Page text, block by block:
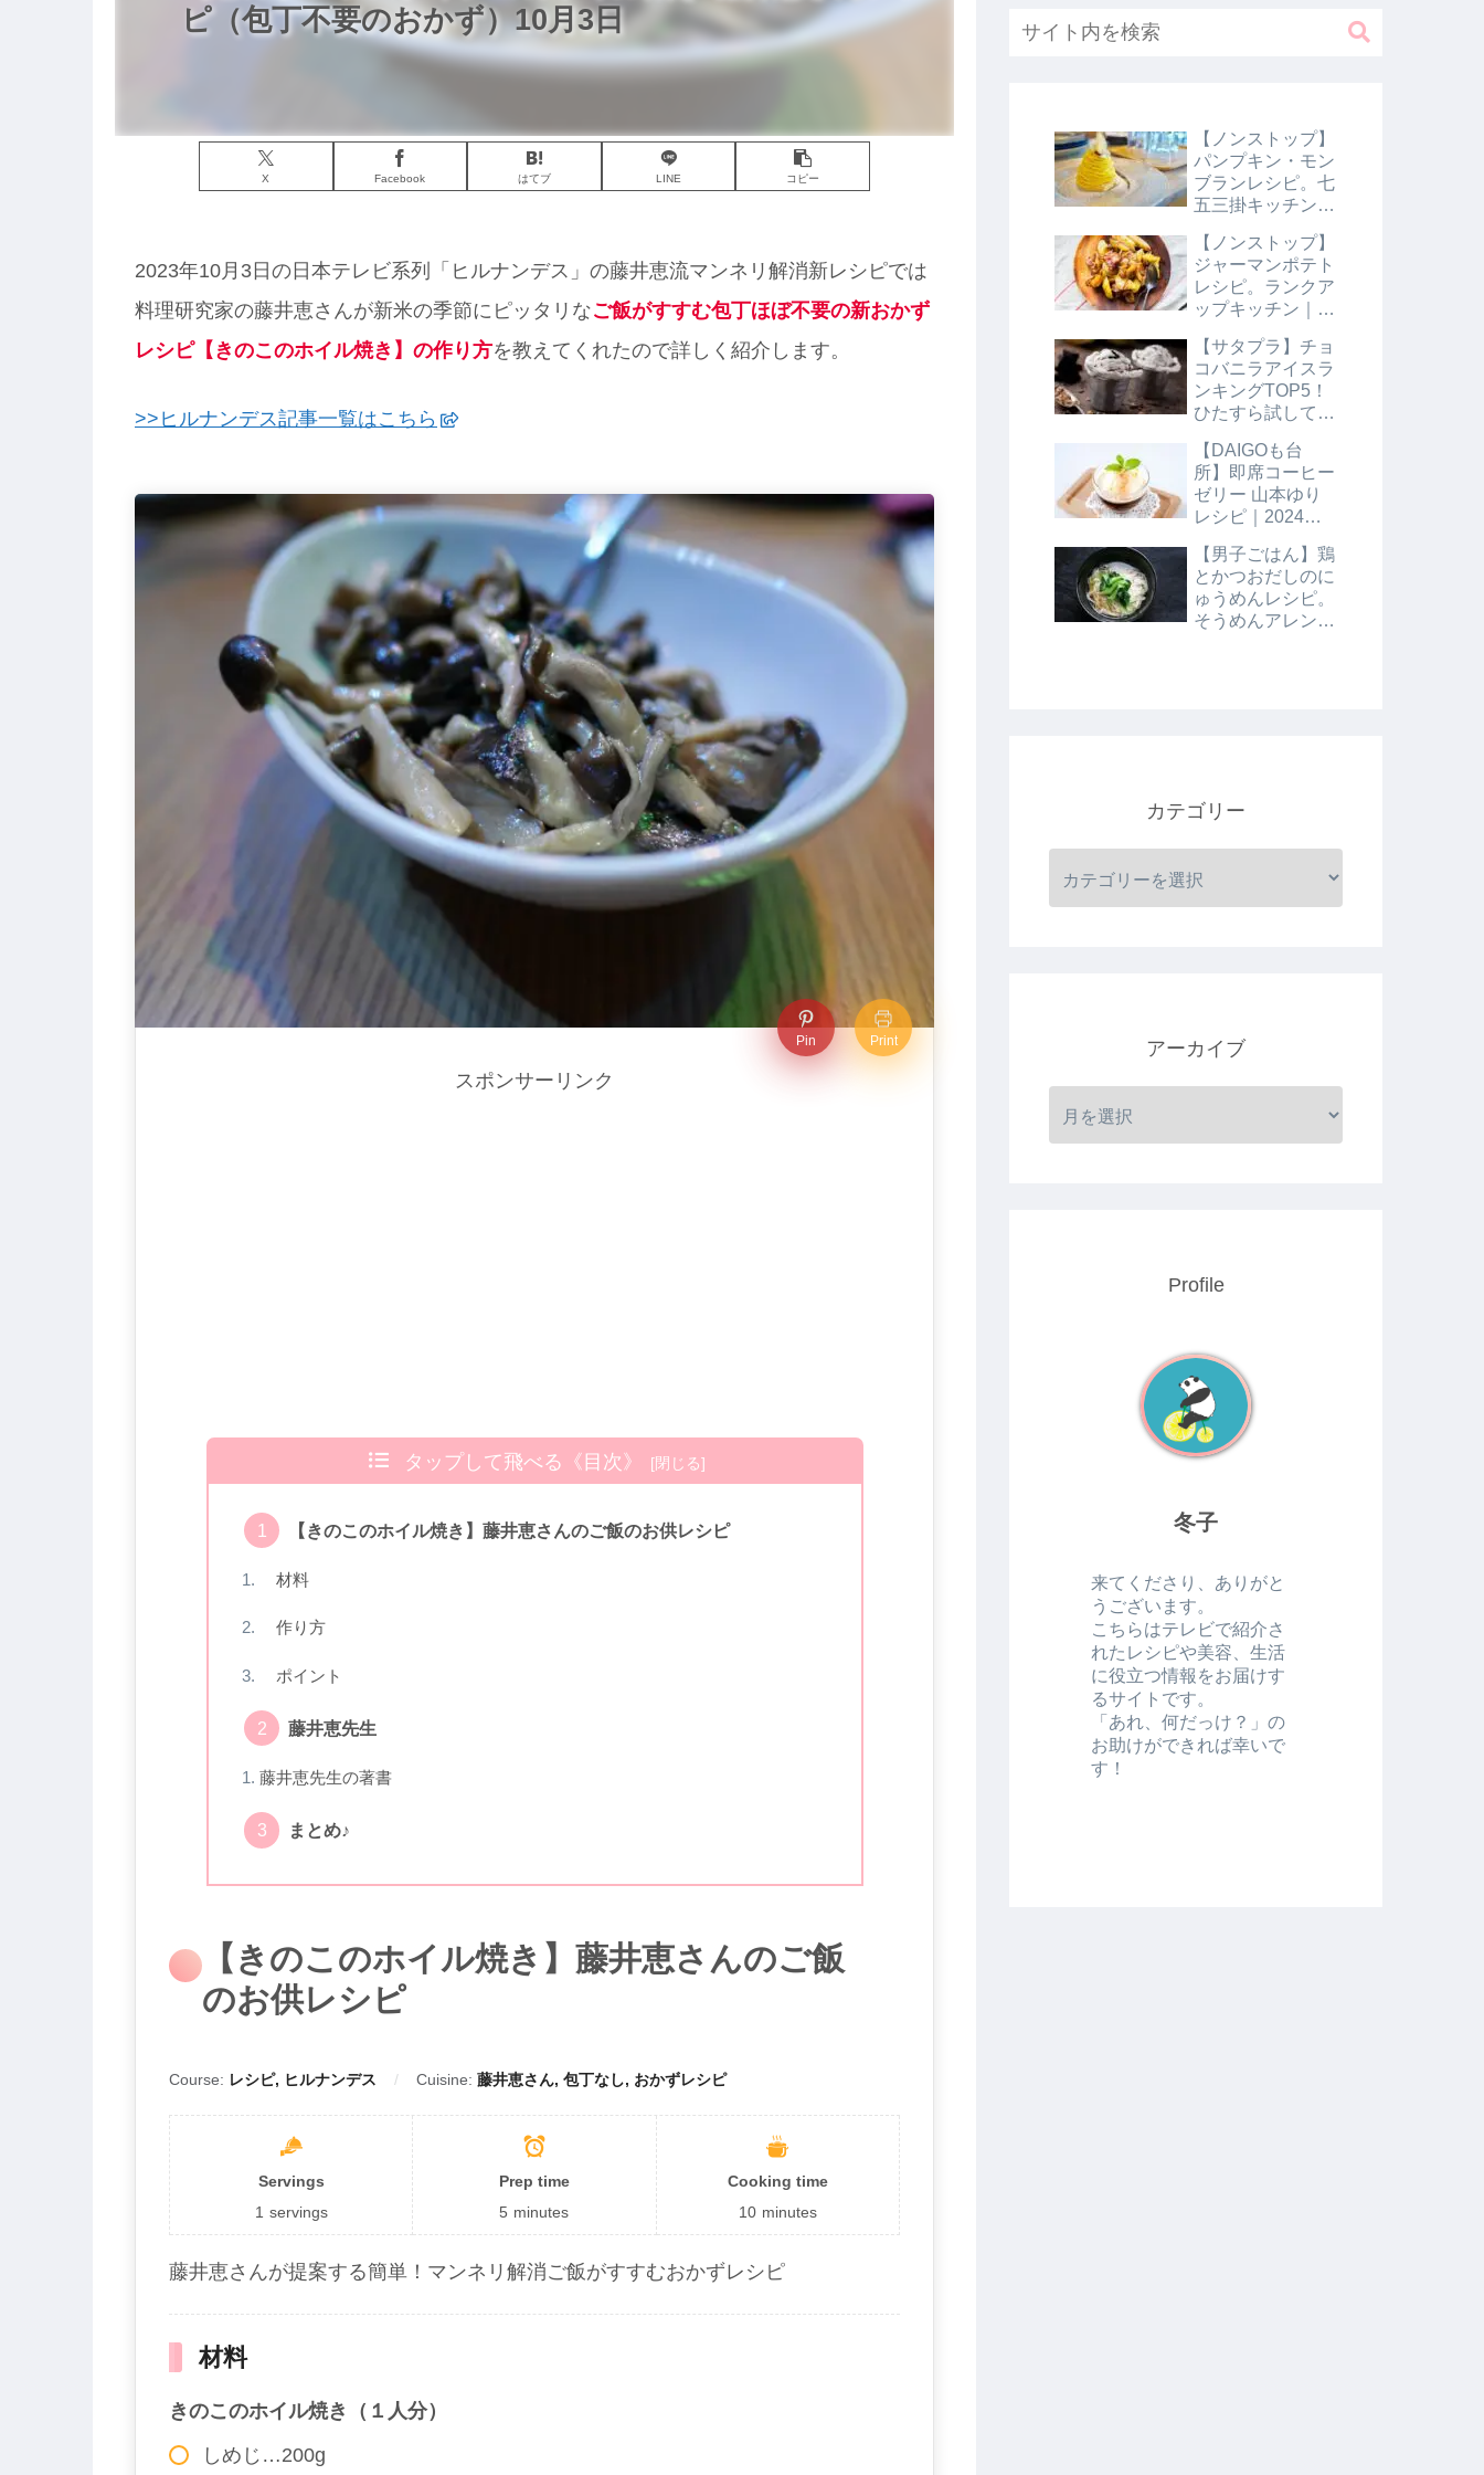
ピ（包丁不要のおかず）10月3日
X Facebook はてブ LINE コピー
2023年10月3日の日本テレビ系列「ヒルナンデス」の藤井恵流マンネリ解消新レシピでは
料理研究家の藤井恵さんが新米の季節にピッタリなご飯がすすむ包丁ほぼ不要の新おかず
レシピ【きのこのホイル焼き】の作り方を教えてくれたので詳しく紹介します。
>>ヒルナンデス記事一覧はこちら
Pin Print
スポンサーリンク
タップして飛べる《目次》
【きのこのホイル焼き】藤井恵さんのご飯のお供レシピ
材料
作り方
ポイント
藤井恵先生
藤井恵先生の著書
まとめ♪
【きのこのホイル焼き】藤井恵さんのご飯
のお供レシピ
Course: レシピ, ヒルナンデス Cuisine: 藤井恵さん, 包丁なし, おかずレシピ
Servings
1 servings
Prep time
5 minutes
Cooking time
10 minutes
藤井恵さんが提案する簡単！マンネリ解消ご飯がすすむおかずレシピ
材料
きのこのホイル焼き（１人分）
しめじ…200g
【ノンストップ】
パンプキン・モン
ブランレシピ。七
五三掛キッチン｜
【ノンストップ】
ジャーマンポテト
レシピ。ランクア
ップキッチン｜10
【サタプラ】チョ
コバニラアイスラ
ンキングTOP5！
ひたすら試してラ
日【サタデープラ
ス】
【DAIGOも台
所】即席コーヒー
ゼリー 山本ゆり
レシピ｜2024年8
【男子ごはん】鶏
とかつおだしのに
ゅうめんレシピ。
そうめんアレンジ
カテゴリー
アーカイブ
Profile
冬子
来てくださり、ありがと
うございます。
こちらはテレビで紹介さ
れたレシピや美容、生活
に役立つ情報をお届けす
るサイトです。
「あれ、何だっけ？」の
お助けができれば幸いで
す！